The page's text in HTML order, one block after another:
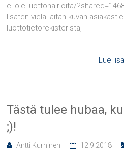
ei-ole-luottohairioita/
lisäten vielä laitan kuvan
luottotietorekisteristä,
Lue
Tästä tulee hubaa,
;)!
Antti Kurhinen 12.9.2018